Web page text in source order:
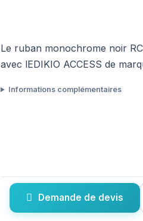
Le ruban monochrome noir
avec lEDIKIO ACCESS de
Informations complémentaires
Demande de devis